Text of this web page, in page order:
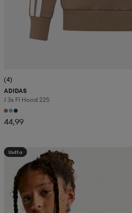
(4)
ADIDAS
J 3s Fl Hood 225
44,99
Uutta